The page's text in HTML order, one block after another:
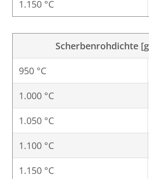
1.150 °C
Scherbenrohdichte
950 °C
1.000 °C
1.050 °C
1.100 °C
1.150 °C